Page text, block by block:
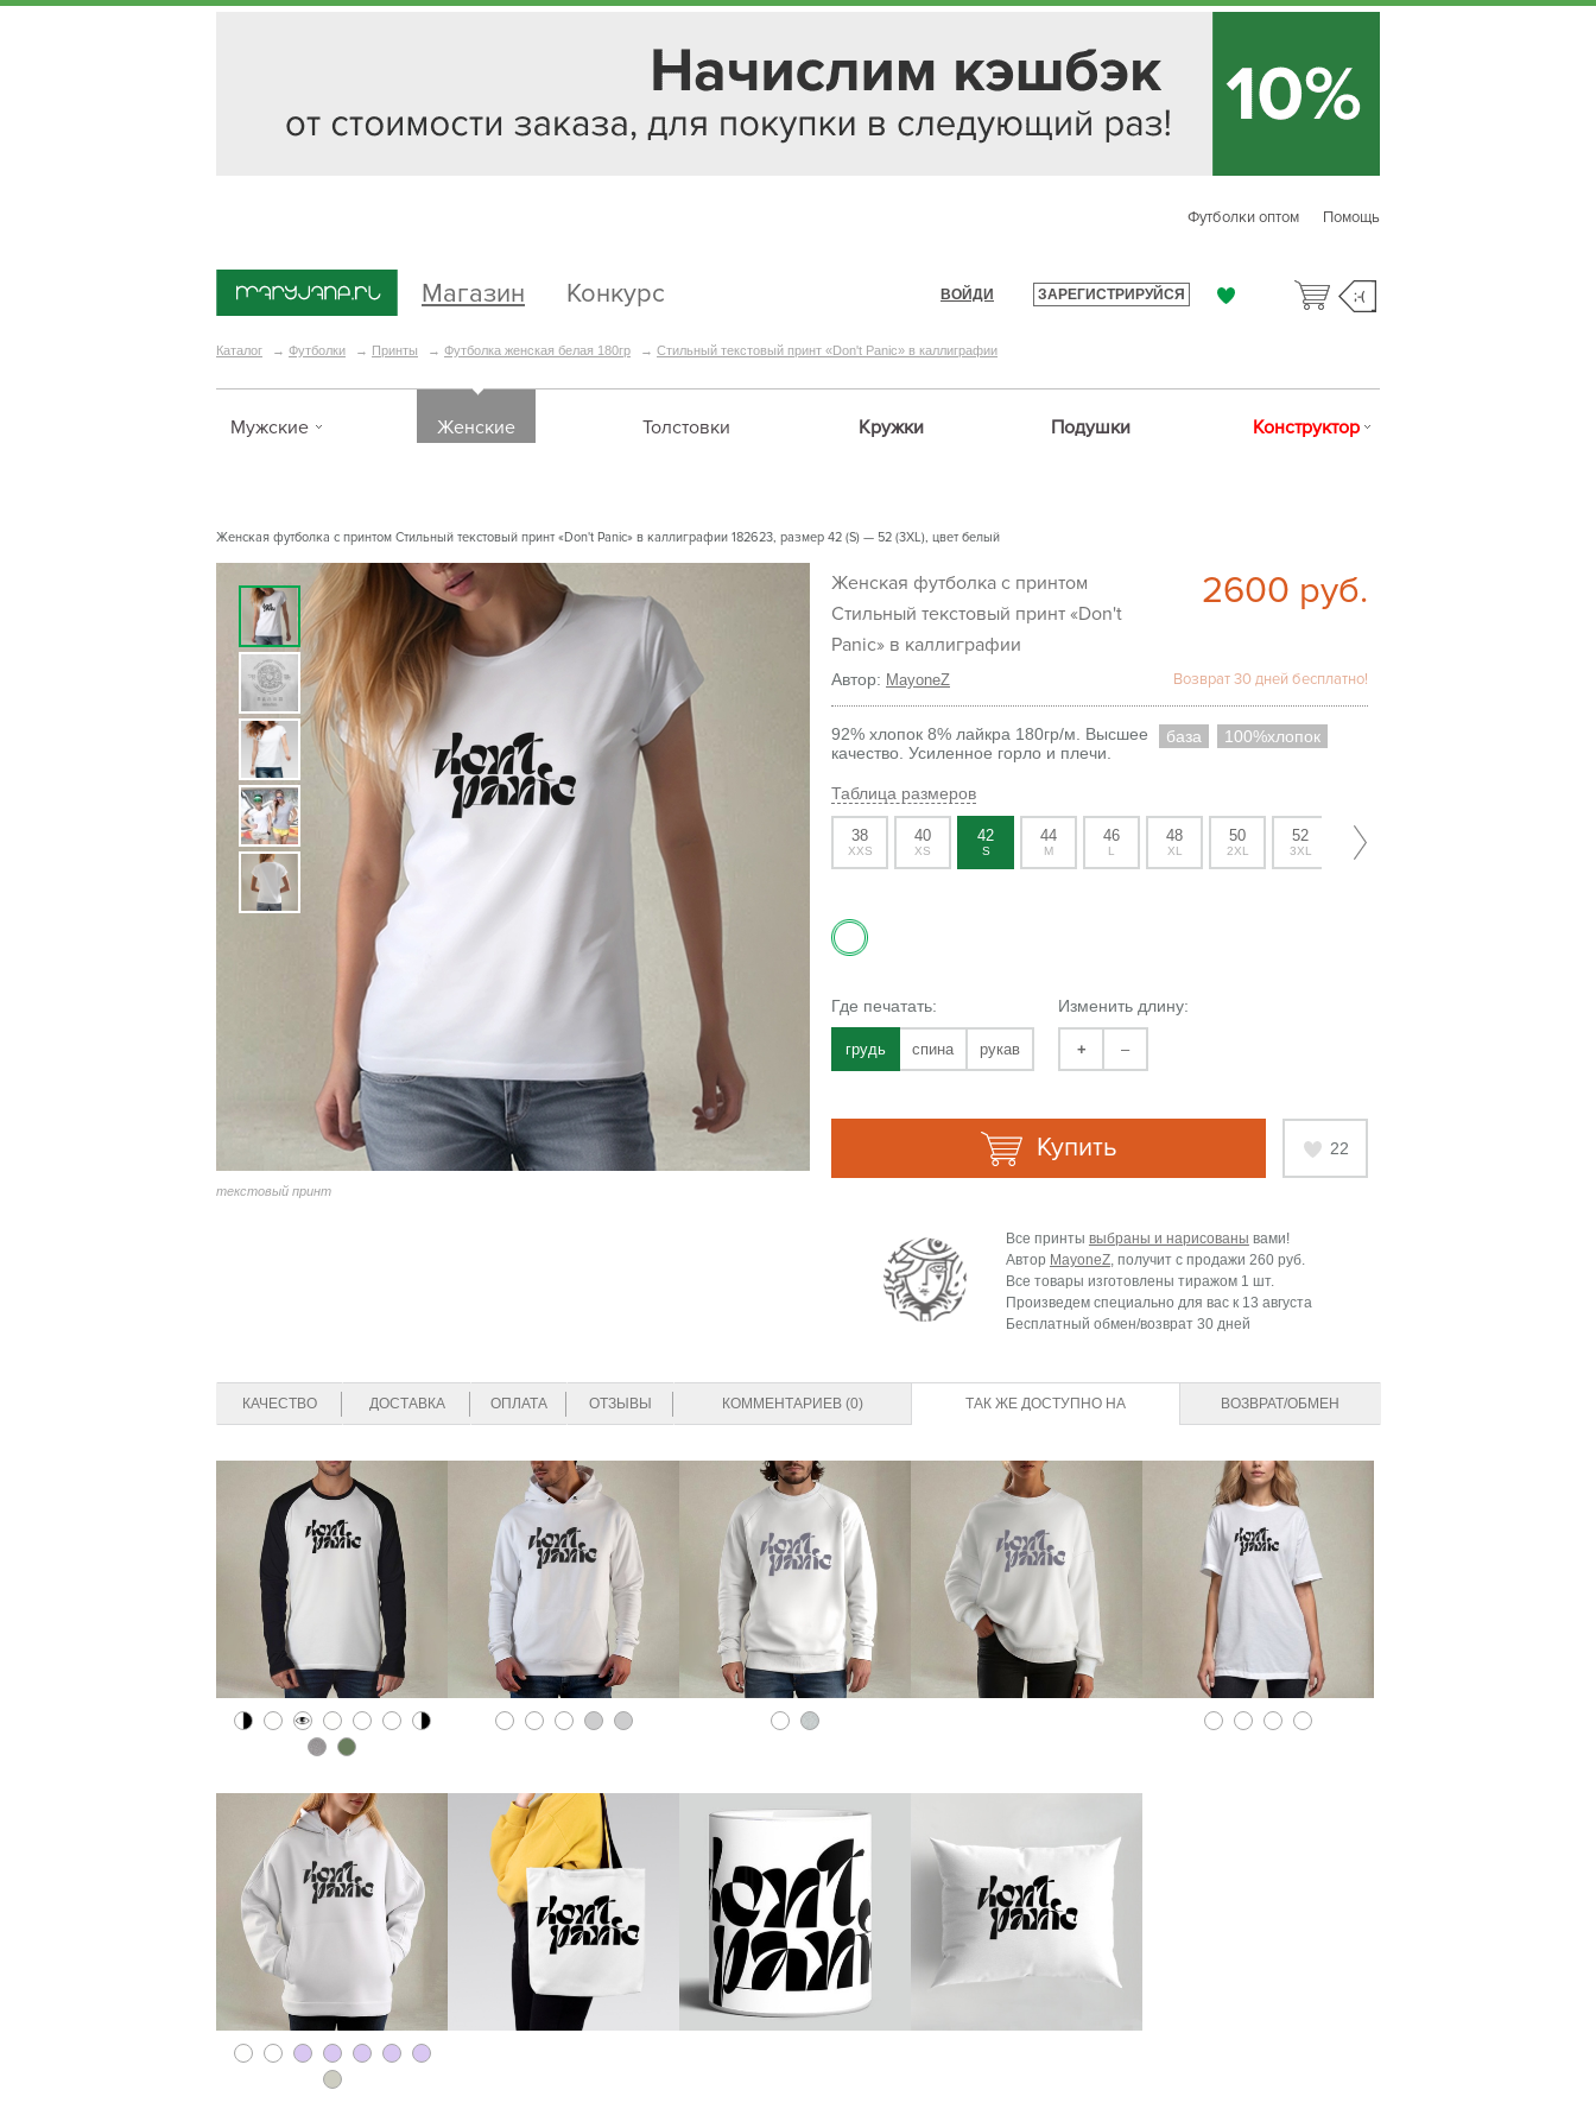
Помощь
Футболки оптом
Магазин Конкурс ВОЙДИ ЗАРЕГИСТРИРУЙСЯ ;-(
Каталог → Футболки → Принты → Футболка женская белая 180гр → Стильный текстовый принт «Don't Panic» в каллиграфии
Мужские Женские Толстовки Кружки Подушки Конструктор
Женская футболка с принтом Стильный текстовый принт «Don't Panic» в каллиграфии 182623, размер 42 (S) — 52 (3XL), цвет белый
текстовый принт
Женская футболка с принтом
Стильный текстовый принт «Don't
Panic» в каллиграфии
2600 руб.
Автор: MayoneZ Возврат 30 дней бесплатно!
92% хлопок 8% лайкра 180гр/м. Высшее
качество. Усиленное горло и плечи.
база 100%хлопок
Таблица размеров
38
XXS
40
XS
42
S
44
M
46
L
48
XL
50
2XL
52
3XL
Где печатать:
грудь спина рукав
Изменить длину:
+ –
22
Купить
Все принты выбраны и нарисованы вами!
Автор MayoneZ, получит с продажи 260 руб.
Все товары изготовлены тиражом 1 шт.
Произведем специально для вас к 13 августа
Бесплатный обмен/возврат 30 дней
КАЧЕСТВО ДОСТАВКА ОПЛАТА ОТЗЫВЫ КОММЕНТАРИЕВ (0) ТАК ЖЕ ДОСТУПНО НА ВОЗВРАТ/ОБМЕН